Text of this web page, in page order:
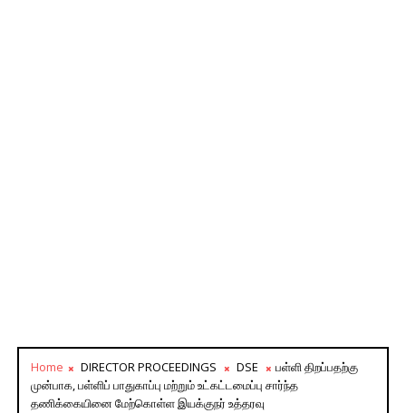
Home DIRECTOR PROCEEDINGS DSE
பள்ளி திறப்பதற்கு
முன்பாக, பள்ளிப் பாதுகாப்பு மற்றும் உட்கட்டமைப்பு சார்ந்த
தணிக்கையினை மேற்கொள்ள இயக்குநர் உத்தரவு